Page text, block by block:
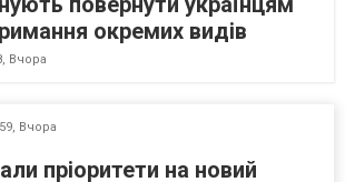
окремих видів
Вчора
Вчора
пріоритети на новий